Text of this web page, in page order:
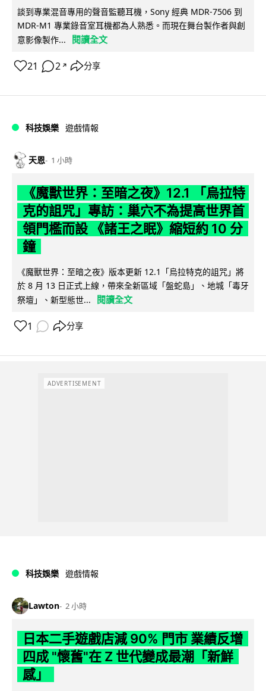
談到專業混音專用的聲音監聽耳機，Sony 經典 MDR-7506 到
MDR-M1 專業錄音室耳機都為人熟悉。而現在舞台製作者與創
意影像製作...
閱讀全文
21 2 ↗ 分享
科技娛樂 遊戲情報
天恩 1 小時
《魔獸世界：至暗之夜》12.1 「烏拉特
克的詛咒」專訪：巢穴不為提高世界首
領門檻而設 《諸王之眠》縮短約 10 分
鐘
《魔獸世界：至暗之夜》版本更新 12.1「烏拉特克的詛咒」將
於 8 月 13 日正式上線，帶來全新區域「盤蛇島」、地城「毒牙
祭壇」、新型態世...
閱讀全文
1 分享
ADVERTISEMENT
科技娛樂 遊戲情報
Lawton 2 小時
日本二手遊戲店減 90% 門市 業績反增
四成 "懷舊"在 Z 世代變成最潮「新鮮
感」